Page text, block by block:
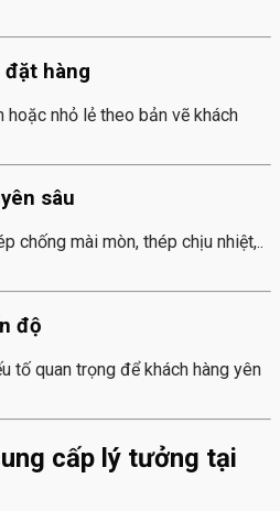
đặt hàng
nhỏ lẻ theo bản vẽ khách
sâu
chống mài mòn, thép chịu nhiệt,..
độ
tố quan trọng để khách hàng yên
cấp lý tưởng tại